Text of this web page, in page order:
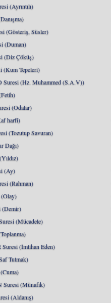
(Ayrıntılı)
(Gösteriş, Süsler)
(Duman)
(Diz Çöküş)
(Kum Tepeleri)
(Hz. Muhammed (S.A.V))
(Odalar)
harfi)
(Tozutup Savuran)
Dağı)
(Ay)
(Rahman)
(Demir)
(Mücadele)
(İmtihan Eden)
Tutmak)
(Münafık)
(Aldanış)